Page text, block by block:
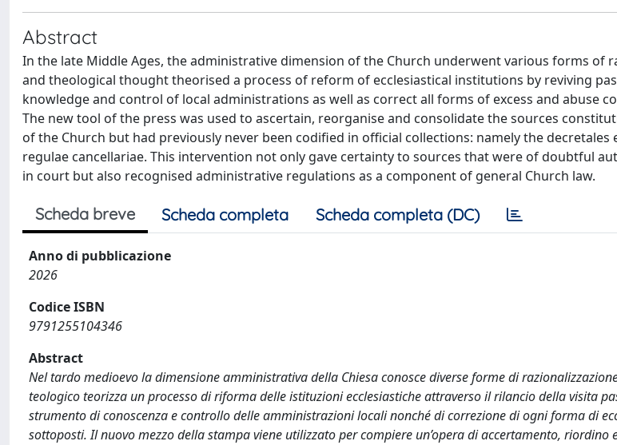
Abstract
In the late Middle Ages, the administrative dimension of the Church underwent various forms of
and theological thought theorised a process of reform of ecclesiastical institutions by reviving
knowledge and control of local administrations as well as correct all forms of excess and abuse
The new tool of the press was used to ascertain, reorganise and consolidate the sources
of the Church but had previously never been codified in official collections: namely the decretales
regulae cancellariae. This intervention not only gave certainty to sources that were of doubtful
in court but also recognised administrative regulations as a component of general Church law.
Scheda breve Scheda completa Scheda completa (DC)
Anno di pubblicazione
2026
Codice ISBN
9791255104346
Abstract
Nel tardo medioevo la dimensione amministrativa della Chiesa conosce diverse forme di
teologico teorizza un processo di riforma delle istituzioni ecclesiastiche attraverso il rilancio della visita
strumento di conoscenza e controllo delle amministrazioni locali nonché di correzione di ogni forma di
sottoposti. Il nuovo mezzo della stampa viene utilizzato per compiere un’opera di accertamento, riordino